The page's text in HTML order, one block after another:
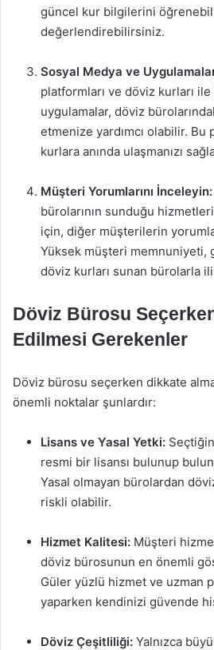
güncel kur bilgilerini
değerlendirebilirsiniz.
Sosyal Medya ve
platformları ve döviz kurları
uygulamalar, döviz
etmenize yardımcı olabilir.
kurlara anında ulaşmanızı
Müşteri Yorumlarını İnceleyin:
bürolarının sunduğu
için, diğer müşterilerin
Yüksek müşteri memnuniyeti,
döviz kurları sunan bürolarla
Döviz Bürosu
Edilmesi Gerekenler
Döviz bürosu seçerken dikkate
önemli noktalar şunlardır:
Lisans ve Yasal Yetki:
resmi bir lisansı bulunup
Yasal olmayan bürolardan
riskli olabilir.
Hizmet Kalitesi: Müşteri
döviz bürosunun en önemli
Güler yüzlü hizmet ve uzman
yaparken kendinizi güvende
Döviz Çeşitliliği: Yalnızca